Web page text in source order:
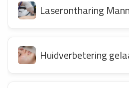
Laserontharing
Huidverbetering